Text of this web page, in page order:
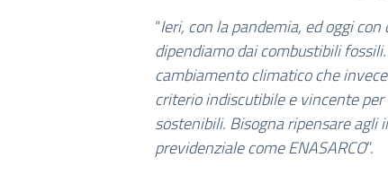
“Ieri, con la pandemia, ed oggi
dipendiamo dai combustibili
cambiamento climatico che
criterio indiscutibile e vincente
sostenibili. Bisogna ripensare agli
previdenziale come ENASARCO”.